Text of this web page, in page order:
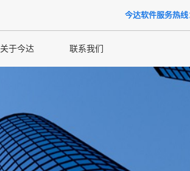
今达软件服务热线
关于今达 联系我们